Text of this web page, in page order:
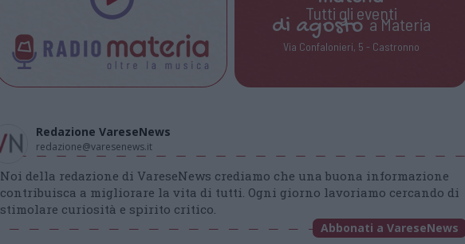
Tutti gli eventi
di agostoa Materia
Via Confalonieri, 5 - Castronno
Redazione VareseNews
redazione@varesenews.it
Noi della redazione di VareseNews crediamo che una buona informazione
contribuisca a migliorare la vita di tutti. Ogni giorno lavoriamo cercando di
stimolare curiosità e spirito critico.
Abbonati a VareseNews